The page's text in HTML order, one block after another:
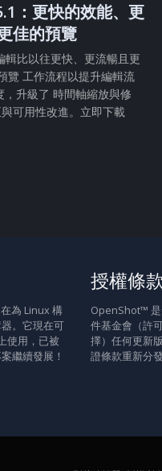
：更快的效能、更
佳的預覽
輯比以往更快、更流暢且更
覽 工作流程以提升編輯流
升級了 時間軸縮放與修
可用性改進。立即下載
為 Linux 構
。它現在可
使用，已被
繼續發展！
授權條
OpenShot™
件基金會（許
擇）任何更新
證條款重新分